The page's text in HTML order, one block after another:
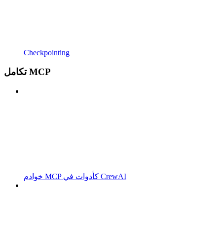
Checkpointing
تكامل MCP
خوادم MCP كأدوات في CrewAI